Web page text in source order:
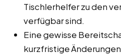
Tischlerhelfer zu den
verfügbar sind.
Eine gewisse
kurzfristige